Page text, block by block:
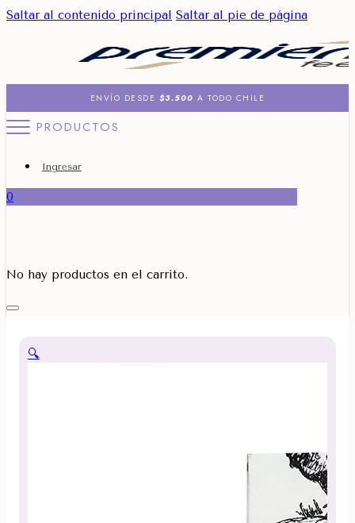
Saltar al contenido principal Saltar al pie de página
ENVÍO DESDE $3.500 A TODO CHILE
PRODUCTOS
Ingresar
0
No hay productos en el carrito.
🔍